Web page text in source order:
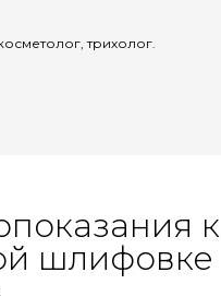
трихолог.
к
шлифовке